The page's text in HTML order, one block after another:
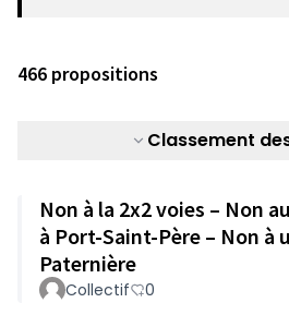
466 propositions
Classement
Non à la 2x2 voies – Non
à Port-Saint-Père – Non à
Paternière
Collectif 0